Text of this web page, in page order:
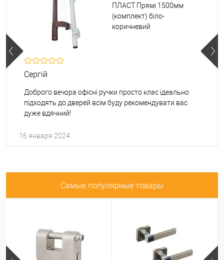
ПЛАСТ Прямі 1500мм
(комплект) біло-
коричневий
Сергій
Доброго вечора офісні ручки просто клас ідеально
підходять до дверей всім буду рекомендувати вас
дуже вдячний!
16 января 2024
Самые популярные товары